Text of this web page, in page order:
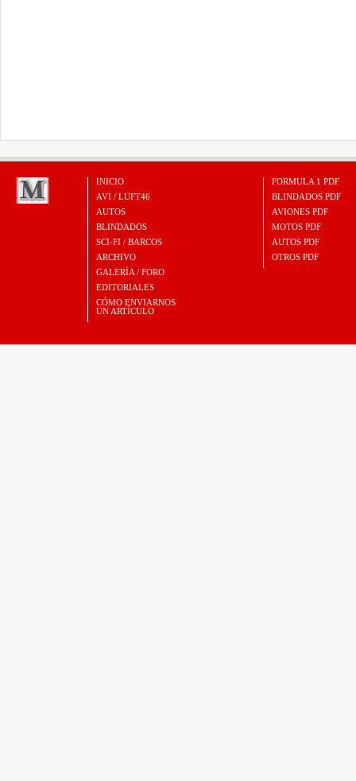
INICIO
AVI / LUFT46
AUTOS
BLINDADOS
SCI-FI / BARCOS
ARCHIVO
GALERÍA / FORO
EDITORIALES
CÓMO ENVIARNOS
UN ARTÍCULO
FORMULA 1 PDF
BLINDADOS PDF
AVIONES PDF
MOTOS PDF
AUTOS PDF
OTROS PDF